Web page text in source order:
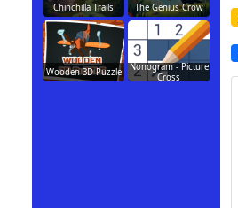
Chinchilla Trails The Genius Crow
Wooden 3D Puzzle
Nonogram - Picture
Cross